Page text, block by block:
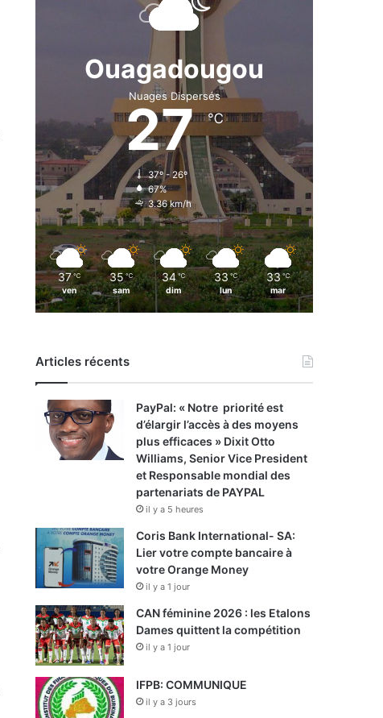
Ouagadougou
Nuages Dispersés
27℃
37º - 26º
67%
3.36 km/h
37 ℃
ven
35 ℃
sam
34 ℃
dim
33 ℃
lun
33 ℃
mar
Articles récents
PayPal: « Notre priorité est
d’élargir l’accès à des moyens
plus efficaces » Dixit Otto
Williams, Senior Vice President
et Responsable mondial des
partenariats de PAYPAL
il y a 5 heures
Coris Bank International- SA:
Lier votre compte bancaire à
votre Orange Money
il y a 1 jour
CAN féminine 2026 : les Etalons
Dames quittent la compétition
il y a 1 jour
IFPB: COMMUNIQUE
il y a 3 jours